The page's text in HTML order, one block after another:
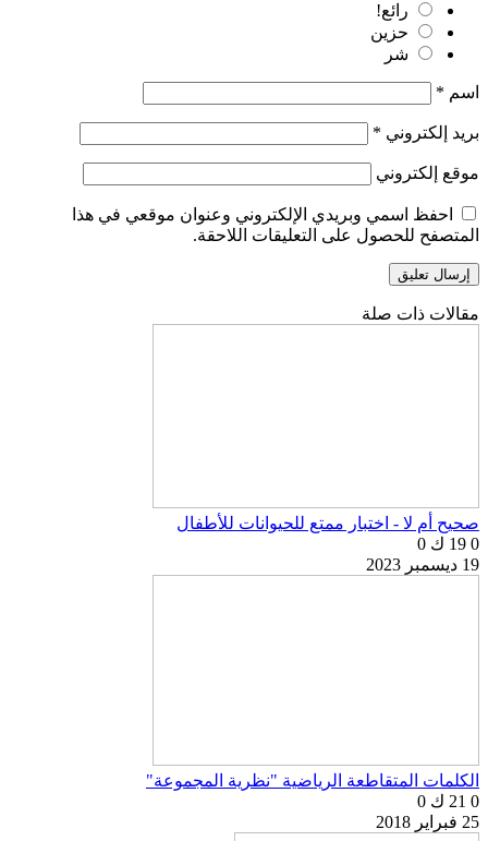
رائع!
حزين
شر
اسم *
بريد إلكتروني *
موقع إلكتروني
احفظ اسمي وبريدي الإلكتروني وعنوان موقعي في هذا
المتصفح للحصول على التعليقات اللاحقة.
مقالات ذات صلة
صحيح أم لا - اختبار ممتع للحيوانات للأطفال
0 19 ك
0
19 ديسمبر 2023
الكلمات المتقاطعة الرياضية "نظرية المجموعة"
0 21 ك
0
25 فبراير 2018